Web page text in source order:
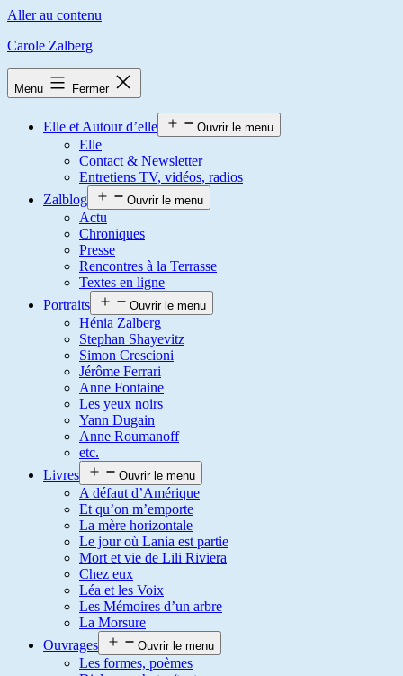
Aller au contenu
Carole Zalberg
Menu Fermer
Elle et Autour d’elle Ouvrir le menu
Elle
Contact & Newsletter
Entretiens TV, vidéos, radios
Zalblog
Ouvrir le menu
Actu
Chroniques
Presse
Rencontres à la Terrasse
Textes en ligne
Portraits
Ouvrir le menu
Hénia Zalberg
Stephan Shayevitz
Simon Crescioni
Jérôme Ferrari
Anne Fontaine
Les yeux noirs
Yann Dugain
Anne Roumanoff
etc.
Livres
Ouvrir le menu
A défaut d’Amérique
Et qu’on m’emporte
La mère horizontale
Le jour où Lania est partie
Mort et vie de Lili Riviera
Chez eux
Léa et les Voix
Les Mémoires d’un arbre
La Morsure
Ouvrages
Ouvrir le menu
Les formes, poèmes